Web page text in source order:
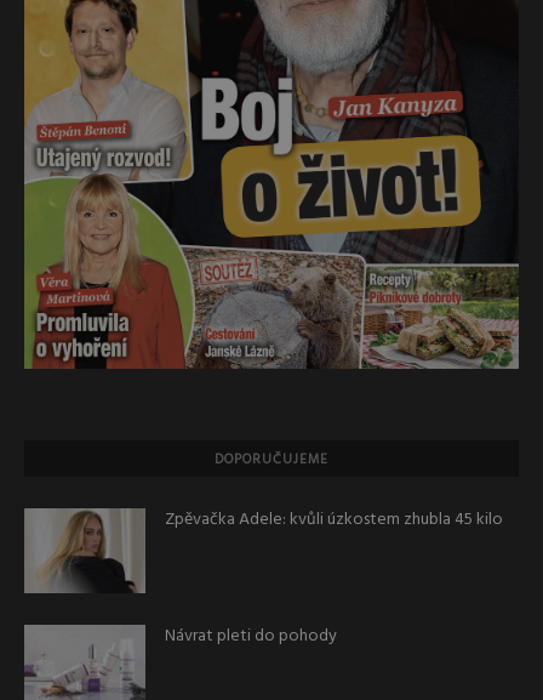
DOPORUČUJEME
Zpěvačka Adele: kvůli úzkostem zhubla 45 kilo
Návrat pleti do pohody